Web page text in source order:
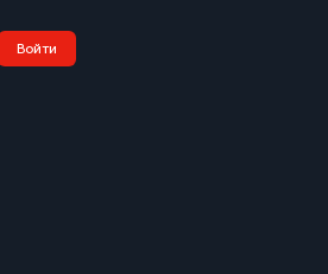
Войти